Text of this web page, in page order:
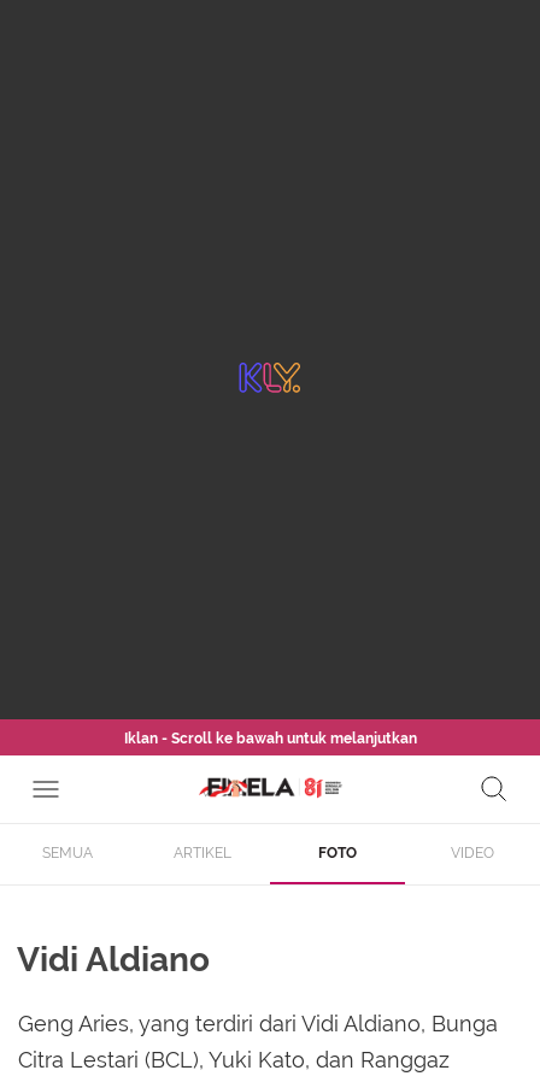
Iklan - Scroll ke bawah untuk melanjutkan
SEMUA ARTIKEL FOTO VIDEO
Vidi Aldiano
Geng Aries, yang terdiri dari Vidi Aldiano, Bunga
Citra Lestari (BCL), Yuki Kato, dan Ranggaz